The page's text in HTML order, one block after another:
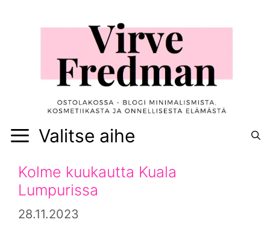
Valitse aihe
Kolme kuukautta Kuala
Lumpurissa
28.11.2023